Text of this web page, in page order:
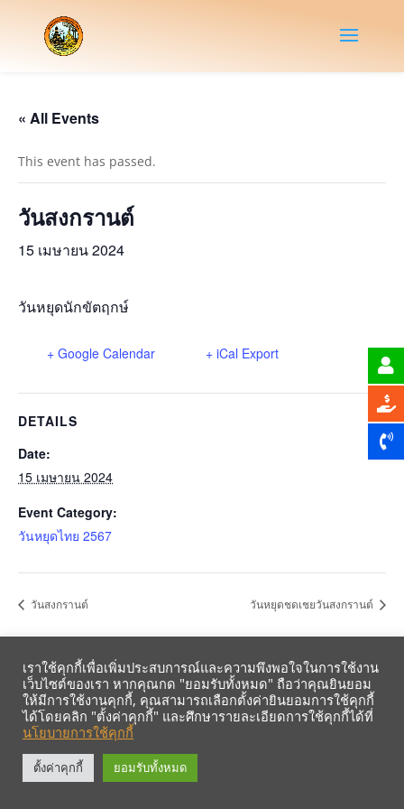
« All Events
This event has passed.
วันสงกรานต์
15 เมษายน 2024
วันหยุดนักขัตฤกษ์
+ Google Calendar + iCal Export
DETAILS
Date:
15 เมษายน 2024
Event Category:
วันหยุดไทย 2567
วันสงกรานต์ วันหยุดชดเชยวันสงกรานต์
รับข้อมูลข่าวสารจากสหกรณ์ฯ ผ่าน LINE ก่อนใคร คลิก!
เราใช้คุกกี้เพื่อเพิ่มประสบการณ์และความพึงพอใจในการใช้งาน
เว็บไซต์ของเรา หากคุณกด "ยอมรับทั้งหมด" ถือว่าคุณยินยอม
ให้มีการใช้งานคุกกี้, คุณสามารถเลือกตั้งค่ายินยอมการใช้คุกกี้
ได้โดยคลิก "ตั้งค่าคุกกี้" และศึกษารายละเอียดการใช้คุกกี้ได้ที่
นโยบายการใช้คุกกี้
ตั้งค่าคุกกี้ ยอมรับทั้งหมด